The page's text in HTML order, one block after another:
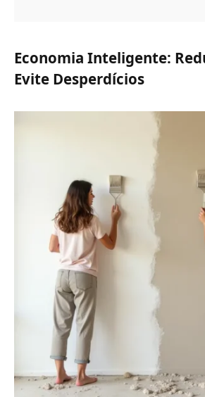
Economia Inteligente:
Evite Desperdícios